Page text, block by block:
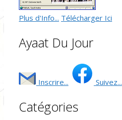
Plus d'Info... Télécharger Ici
Ayaat Du Jour
Inscrire... Suivez...
Catégories